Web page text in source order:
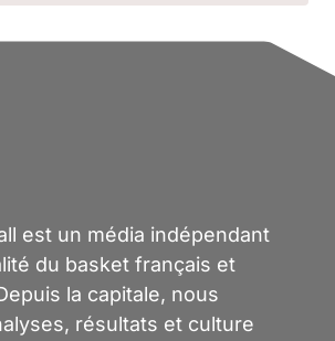
est un média indépendant
du basket français et
la capitale, nous
résultats et culture